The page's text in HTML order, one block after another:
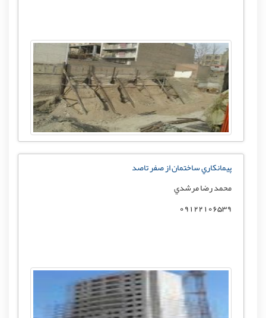
پيمانكاري ساختمان از صفر تاصد
محمد رضا مرشدي
09122106539